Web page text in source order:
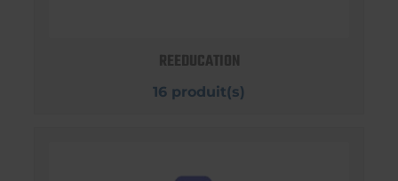
REEDUCATION
16 produit(s)